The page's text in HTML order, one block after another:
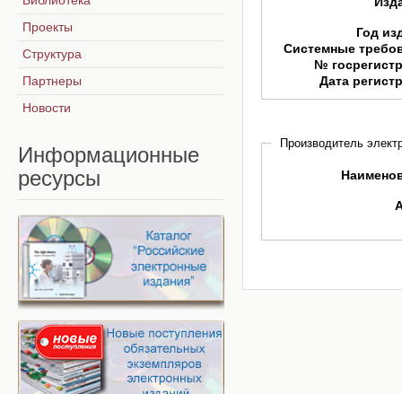
Год
Системные
№
Дата
Производитель
Проекты
Структура
Партнеры
Новости
Информационные
ресурсы